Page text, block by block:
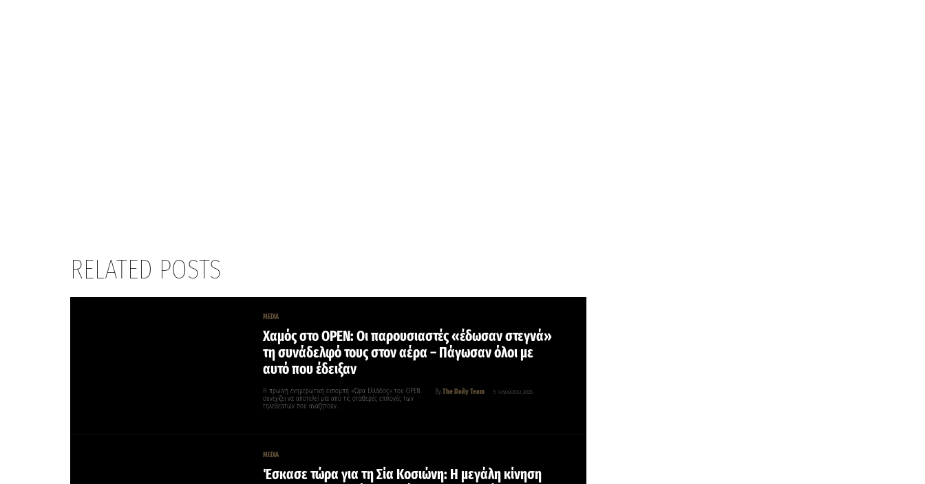
RELATED POSTS
MEDIA
Χαμός στο OPEN: Οι παρουσιαστές «έδωσαν στεγνά»
τη συνάδελφό τους στον αέρα – Πάγωσαν όλοι με
αυτό που έδειξαν
ByThe Daily Team 5 Αυγούστου, 2026
Η πρωινή ενημερωτική εκπομπή «Ώρα Ελλάδος» του OPEN
συνεχίζει να αποτελεί μία από τις σταθερές επιλογές των
τηλεθεατών που αναζητούν…
MEDIA
Έσκασε τώρα για τη Σία Κοσιώνη: Η μεγάλη κίνηση